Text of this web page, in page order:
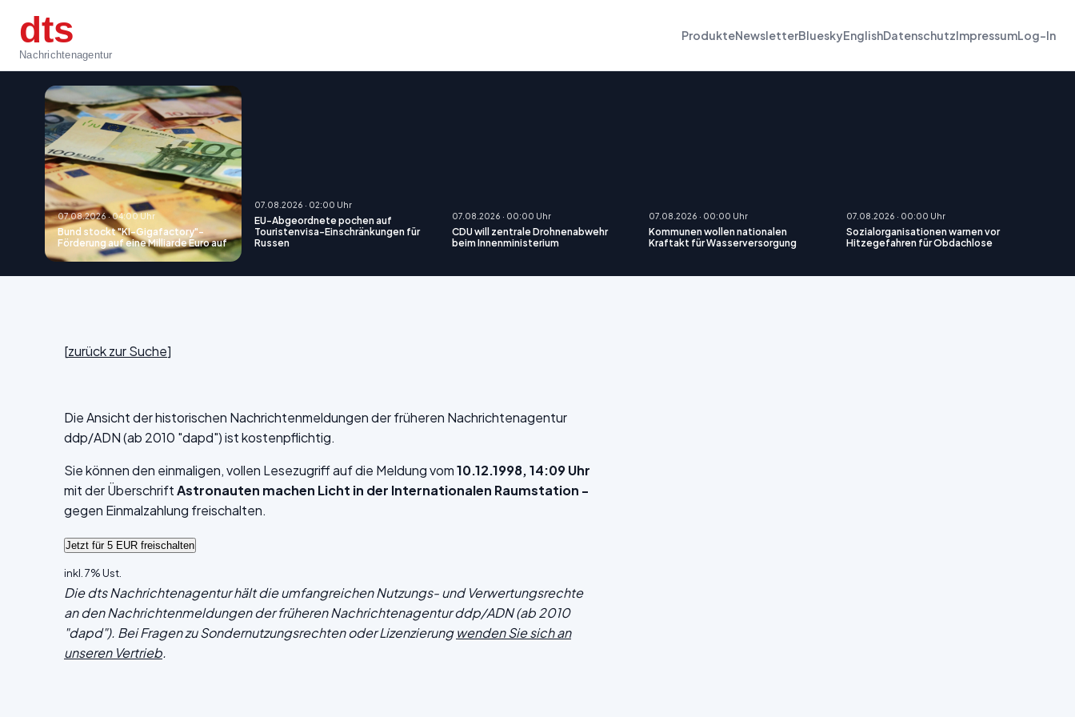
dts
Nachrichtenagentur
ProdukteNewsletterBlueskyEnglishDatenschutzImpressumLog-In
07.08.2026 · 04:00 Uhr
Bund stockt "KI-Gigafactory"-
Förderung auf eine Milliarde Euro auf
07.08.2026 · 02:00 Uhr
EU-Abgeordnete pochen auf
Touristenvisa-Einschränkungen für
Russen
07.08.2026 · 00:00 Uhr
CDU will zentrale Drohnenabwehr
beim Innenministerium
07.08.2026 · 00:00 Uhr
Kommunen wollen nationalen
Kraftakt für Wasserversorgung
07.08.2026 · 00:00 Uhr
Sozialorganisationen warnen vor
Hitzegefahren für Obdachlose
[zurück zur Suche]
Die Ansicht der historischen Nachrichtenmeldungen der früheren Nachrichtenagentur
ddp/ADN (ab 2010 "dapd") ist kostenpflichtig.
Sie können den einmaligen, vollen Lesezugriff auf die Meldung vom10.12.1998, 14:09 Uhr
mit der ÜberschriftAstronauten machen Licht in der Internationalen Raumstation -
gegen Einmalzahlung freischalten.
inkl. 7% Ust.
Die dts Nachrichtenagentur hält die umfangreichen Nutzungs- und Verwertungsrechte
an den Nachrichtenmeldungen der früheren Nachrichtenagentur ddp/ADN (ab 2010
"dapd"). Bei Fragen zu Sondernutzungsrechten oder Lizenzierungwenden Sie sich an
unseren Vertrieb.